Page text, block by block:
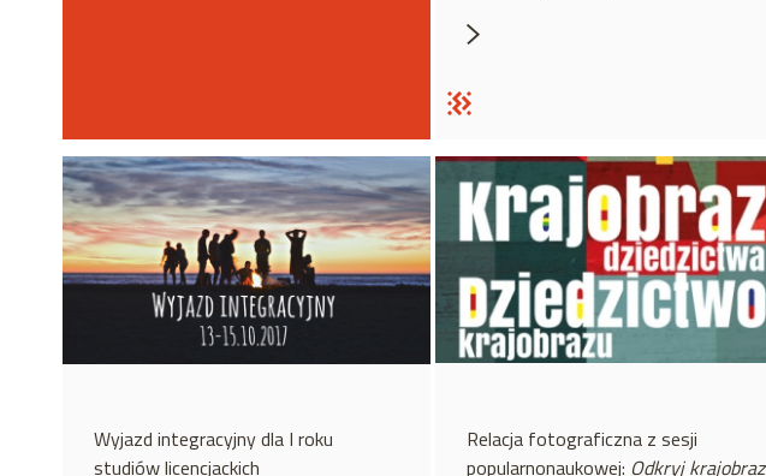
Wyjazd integracyjny dla I roku
studiów licencjackich
Relacja fotograficzna z sesji
popularnonaukowej: Odkryj krajobraz